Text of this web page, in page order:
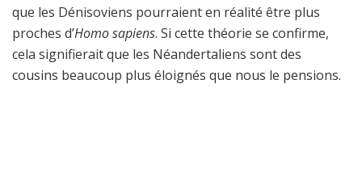
que les Dénisoviens pourraient en réalité être plus
proches d’Homo sapiens. Si cette théorie se confirme,
cela signifierait que les Néandertaliens sont des
cousins beaucoup plus éloignés que nous le pensions.